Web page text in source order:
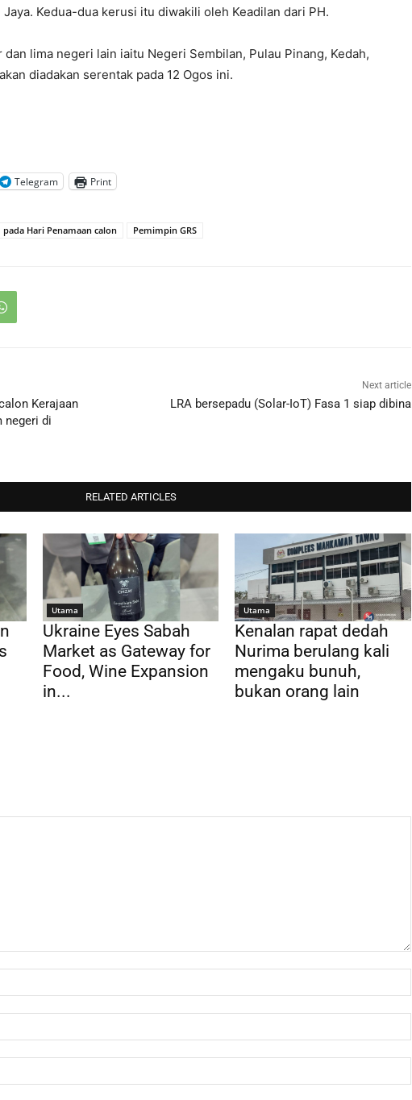
Kedua-dua kerusi itu diwakili oleh Keadilan dari PH.
lima negeri lain iaitu Negeri Sembilan, Pulau Pinang, Kedah,
diadakan serentak pada 12 Ogos ini.
Telegram Print
pada Hari Penamaan calon Pemimpin GRS
Kerajaan
negeri di
Next article
LRA bersepadu (Solar-IoT) Fasa 1 siap dibina
RELATED ARTICLES
Utama
Ukraine Eyes Sabah
Market as Gateway for
Food, Wine Expansion
in...
Utama
Kenalan rapat dedah
Nurima berulang kali
mengaku bunuh,
bukan orang lain